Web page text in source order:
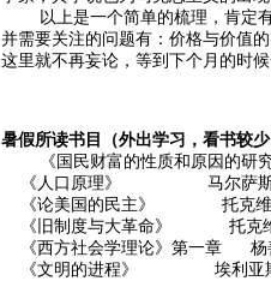
以上是一个简单的梳理，肯定有
并需要关注的问题有：价格与价值
这里就不再妄论，等到下个月的时
暑假所读书目（外出学习，看书较
《国民财富的性质和原因的研究
《人口原理》 马尔萨
《论美国的民主》 托克维
《旧制度与大革命》 托克
《西方社会学理论》第一章 杨
《文明的进程》 埃利亚